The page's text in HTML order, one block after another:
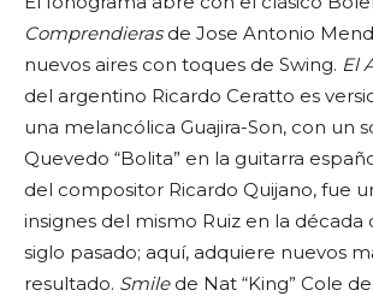
Comprendierasde Jose Antonio
nuevos aires con toques de Swing. El
del argentino Ricardo Ceratto es
una melancólica Guajira-Son, con un
Quevedo “Bolita” en la guitarra
del compositor Ricardo Quijano, fue
insignes del mismo Ruiz en la década
siglo pasado; aquí, adquiere nuevos
resultado. Smilede Nat “King” Cole